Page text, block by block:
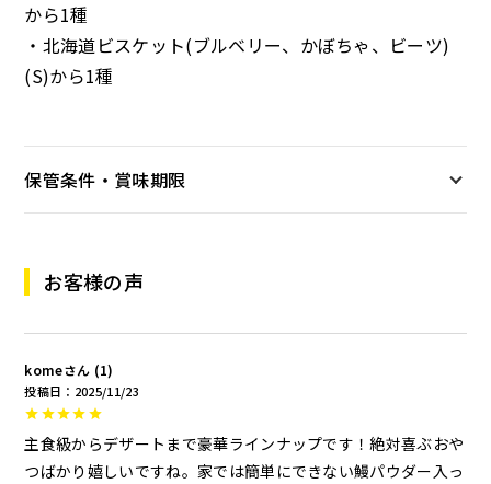
から1種
・北海道ビスケット(ブルベリー、かぼちゃ、ビーツ)
(S)から1種
保管条件・賞味期限
お客様の声
kome 1
投稿日 2025/11/23
主食級からデザートまで豪華ラインナップです！絶対喜ぶおや
つばかり嬉しいですね。家では簡単にできない鰻パウダー入っ